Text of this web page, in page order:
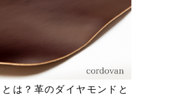
とは？革のダイヤモンドと